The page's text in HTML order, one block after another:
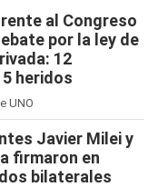
al Congreso
por la ley de
12
heridos
UNO
Javier Milei y
firmaron en
bilaterales